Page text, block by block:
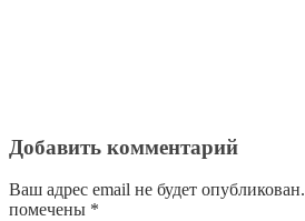
Добавить комментарий
Ваш адрес email не будет опубликован.
помечены *